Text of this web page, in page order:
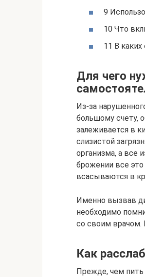
9
10 Что
11 В каких
Для чего
Из-за
большому счету,
залеживается в
слизистой
организма, а все
брожении все
всасываются в
Именно вызвав
необходимо
со своим врачом.
Как
Прежде, чем